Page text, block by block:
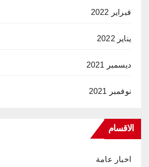
فبراير 2022
يناير 2022
ديسمبر 2021
نوفمبر 2021
الاقسام
اخبار عامة